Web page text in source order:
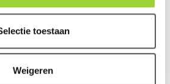
toestaan
Weigeren
veel functies van het Android
bedienen
van de iPhone of Android
terug met spraakbesturing